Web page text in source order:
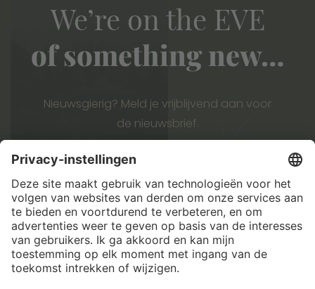
We’re on the EVE
of something new…
Nieuwsgierig? Meld je vrijblijvend aan voor
de nieuwsbrief.
AANMELDEN